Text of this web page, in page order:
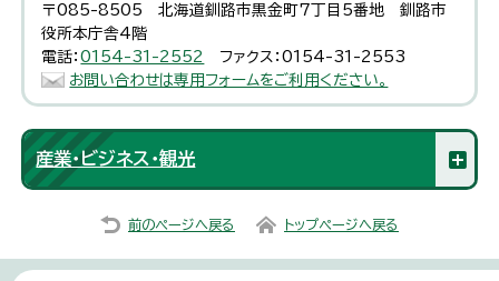
〒085-8505 北海道釧路市黒金町7丁目5番地 釧路市
役所本庁舎4階
電話：0154-31-2552
ファクス：0154-31-2553
お問い合わせは専用フォームをご利用ください。
産業・ビジネス・観光
前のページへ戻る トップページへ戻る